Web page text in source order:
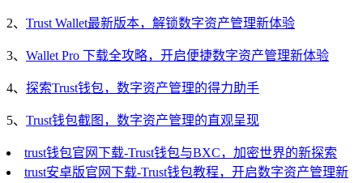
2、 Trust Wallet最新版本，解锁数字资产管理新体验
3、 Wallet Pro 下载全攻略，开启便捷数字资产管理新体验
4、 探索Trust钱包，数字资产管理的得力助手
5、 Trust钱包截图，数字资产管理的直观呈现
trust钱包官网下载-Trust钱包与BXC，加密世界的新探索
trust安卓版官网下载-Trust钱包教程，开启数字资产管理新